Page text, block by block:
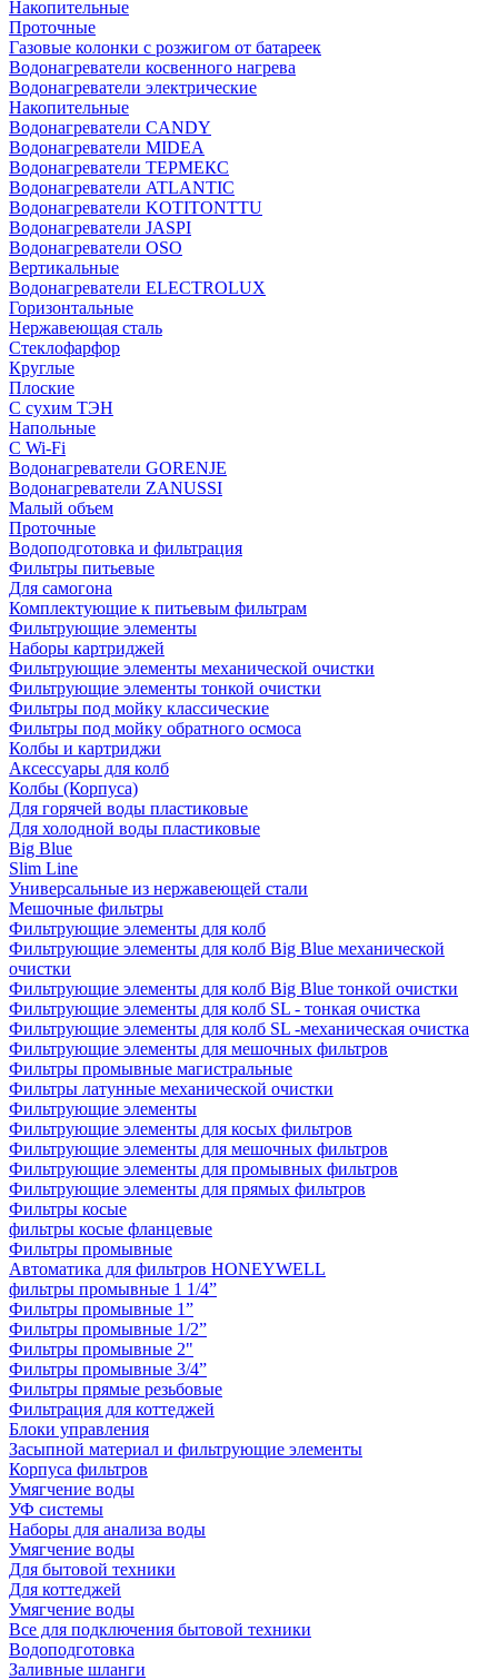
Накопительные
Проточные
Газовые колонки с розжигом от батареек
Водонагреватели косвенного нагрева
Водонагреватели электрические
Накопительные
Водонагреватели CANDY
Водонагреватели MIDEA
Водонагреватели ТЕРМЕКС
Водонагреватели ATLANTIC
Водонагреватели KOTITONTTU
Водонагреватели JASPI
Водонагреватели OSO
Вертикальные
Водонагреватели ELECTROLUX
Горизонтальные
Нержавеющая сталь
Стеклофарфор
Круглые
Плоские
С сухим ТЭН
Напольные
С Wi-Fi
Водонагреватели GORENJE
Водонагреватели ZANUSSI
Малый объем
Проточные
Водоподготовка и фильтрация
Фильтры питьевые
Для самогона
Комплектующие к питьевым фильтрам
Фильтрующие элементы
Наборы картриджей
Фильтрующие элементы механической очистки
Фильтрующие элементы тонкой очистки
Фильтры под мойку классические
Фильтры под мойку обратного осмоса
Колбы и картриджи
Аксессуары для колб
Колбы (Корпуса)
Для горячей воды пластиковые
Для холодной воды пластиковые
Big Blue
Slim Line
Универсальные из нержавеющей стали
Мешочные фильтры
Фильтрующие элементы для колб
Фильтрующие элементы для колб Big Blue механической
очистки
Фильтрующие элементы для колб Big Blue тонкой очистки
Фильтрующие элементы для колб SL - тонкая очистка
Фильтрующие элементы для колб SL -механическая очистка
Фильтрующие элементы для мешочных фильтров
Фильтры промывные магистральные
Фильтры латунные механической очистки
Фильтрующие элементы
Фильтрующие элементы для косых фильтров
Фильтрующие элементы для мешочных фильтров
Фильтрующие элементы для промывных фильтров
Фильтрующие элементы для прямых фильтров
Фильтры косые
фильтры косые фланцевые
Фильтры промывные
Автоматика для фильтров HONEYWELL
фильтры промывные 1 1/4”
Фильтры промывные 1”
Фильтры промывные 1/2”
Фильтры промывные 2"
Фильтры промывные 3/4”
Фильтры прямые резьбовые
Фильтрация для коттеджей
Блоки управления
Засыпной материал и фильтрующие элементы
Корпуса фильтров
Умягчение воды
УФ системы
Наборы для анализа воды
Умягчение воды
Для бытовой техники
Для коттеджей
Умягчение воды
Все для подключения бытовой техники
Водоподготовка
Заливные шланги